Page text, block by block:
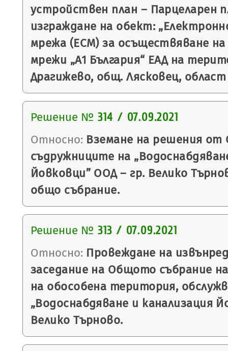
устройствен план – Парцеларен
изграждане на обект:
мрежа (ЕСМ) за осъществяване
мрежи „А1 България“ ЕАД на
Драгижево, общ. Лясковец, област
Решение № 314 / 07.09.2021
Относно: Вземане на решения
съдружниците на
Йовковци” ООД – гр. Велико
общо събрание.
Решение № 313 / 07.09.2021
Относно: Провеждане на
заседание на Общото събрание
на обособена територия,
„Водоснабдяване и канализация
Велико Търново.